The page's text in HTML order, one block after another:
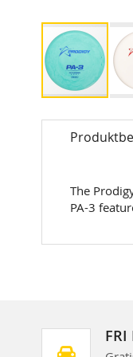
to
images
The
PA-3
FRI